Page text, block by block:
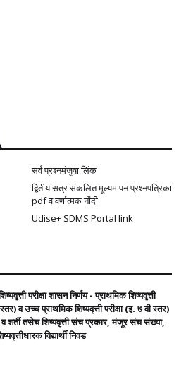
सर्व प्रश्नमंजुषा लिंक
द्वितीय सत्र संकलित मूल्यमापन प्रश्नपत्रिका
pdf व वर्णात्मक नोंदी
Udise+ SDMS Portal link
परीक्षा शासन निर्णय - प्राथमिक शिष्यवृत्ती
व उच्च प्राथमिक शिष्यवृत्ती परीक्षा (इ. ७ वी स्तर)
व शर्ती तसेच शिष्यवृत्ती संच प्रकार, मंजूर संच संख्या,
विद्यार्थी निवड